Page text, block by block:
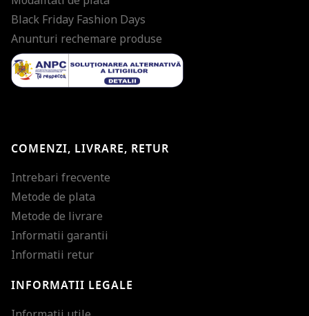
Black Friday Fashion Days
Anunturi rechemare produse
COMENZI, LIVRARE, RETUR
Intrebari frecvente
Metode de plata
Metode de livrare
Informatii garantii
Informatii retur
INFORMATII LEGALE